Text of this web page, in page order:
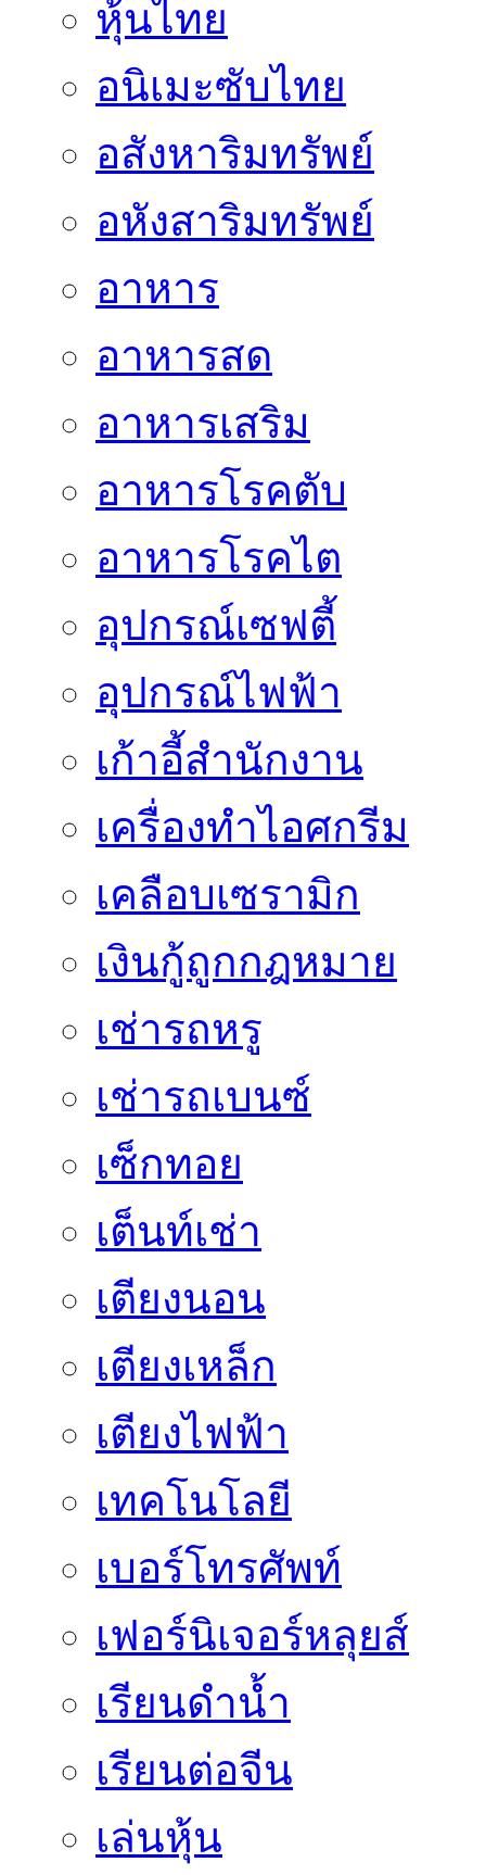
หุ้นไทย
อนิเมะซับไทย
อสังหาริมทรัพย์
อหังสาริมทรัพย์
อาหาร
อาหารสด
อาหารเสริม
อาหารโรคตับ
อาหารโรคไต
อุปกรณ์เซฟตี้
อุปกรณ์ไฟฟ้า
เก้าอี้สำนักงาน
เครื่องทำไอศกรีม
เคลือบเซรามิก
เงินกู้ถูกกฎหมาย
เช่ารถหรู
เช่ารถเบนซ์
เซ็กทอย
เต็นท์เช่า
เตียงนอน
เตียงเหล็ก
เตียงไฟฟ้า
เทคโนโลยี
เบอร์โทรศัพท์
เฟอร์นิเจอร์หลุยส์
เรียนดำน้ำ
เรียนต่อจีน
เล่นหุ้น